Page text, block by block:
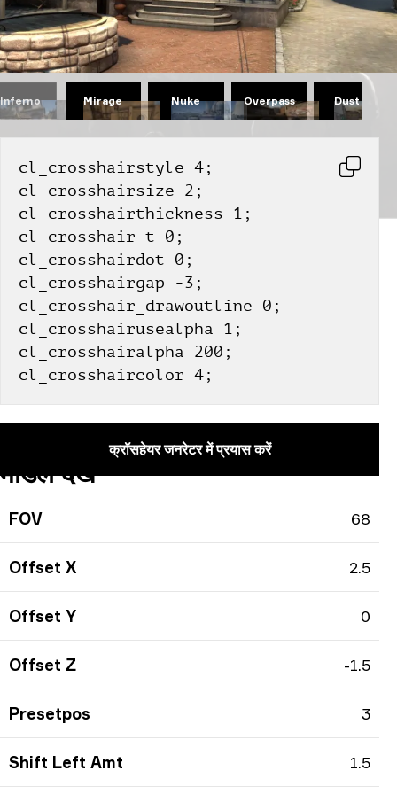
Inferno Mirage Nuke Overpass Dust II
cl_crosshairstyle 4;
cl_crosshairsize 2;
cl_crosshairthickness 1;
cl_crosshair_t 0;
cl_crosshairdot 0;
cl_crosshairgap -3;
cl_crosshair_drawoutline 0;
cl_crosshairusealpha 1;
cl_crosshairalpha 200;
cl_crosshaircolor 4;
क्रॉसहेयर जनरेटर में प्रयास करें
मॉडल देखें
FOV 68
Offset X 2.5
Offset Y 0
Offset Z -1.5
Presetpos 3
Shift Left Amt 1.5